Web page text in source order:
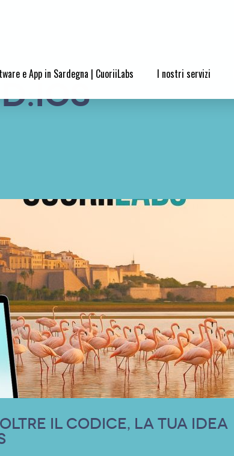
e App in Sardegna | CuoriiLabs I nostri servizi
il Codice, la Tua Idea